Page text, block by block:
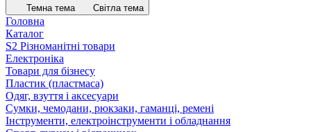
Темна тема Світла тема
Головна
Каталог
S2 Різноманітні товари
Електроніка
Товари для бізнесу
Пластик (пластмаса)
Одяг, взуття і аксесуари
Сумки, чемодани, рюкзаки, гаманці, ремені
Інструменти, електроінструменти і обладнання